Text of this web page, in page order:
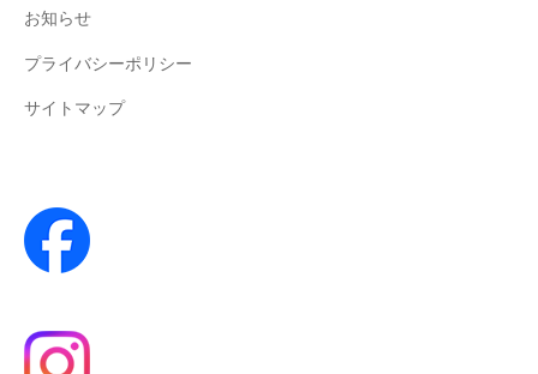
お知らせ
プライバシーポリシー
サイトマップ